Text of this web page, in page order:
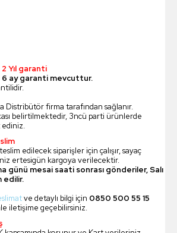
Yıl garanti
ay garanti mevcuttur.
Distribütör firma tarafından sağlanır.
belirtilmektedir, 3ncü parti ürünlerde
edilecek siparişler için çalışır, sayaç
ertesigün kargoya verilecektir.
günü mesai saati sonrası gönderiler, Salı
edilir.
ve detaylı bilgi için 0850 500 55 15
iletişime geçebilirsiniz.